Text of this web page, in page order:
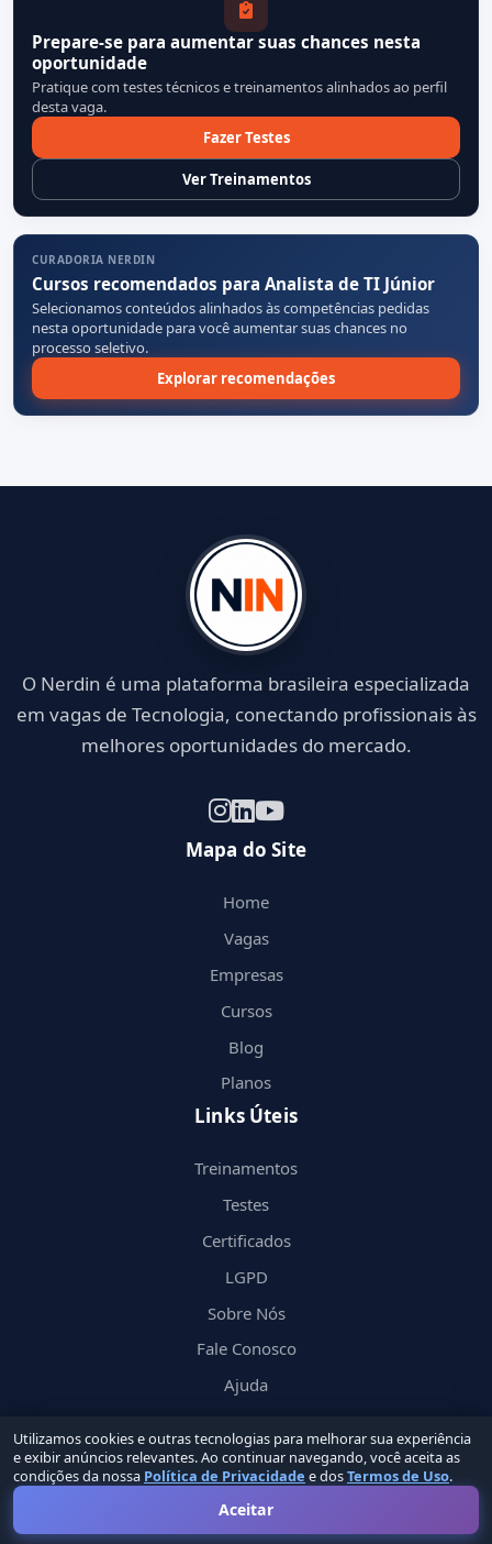
Prepare-se para aumentar suas chances nesta
oportunidade
Pratique com testes técnicos e treinamentos alinhados ao perfil
desta vaga.
Fazer Testes
Ver Treinamentos
CURADORIA NERDIN
Cursos recomendados para Analista de TI Júnior
Selecionamos conteúdos alinhados às competências pedidas
nesta oportunidade para você aumentar suas chances no
processo seletivo.
Explorar recomendações
O Nerdin é uma plataforma brasileira especializada
em vagas de Tecnologia, conectando profissionais às
melhores oportunidades do mercado.
Mapa do Site
Home
Vagas
Empresas
Cursos
Blog
Planos
Links Úteis
Treinamentos
Testes
Certificados
LGPD
Sobre Nós
Fale Conosco
Ajuda
© 2026 Nerdinby Groupin Labs. Todos os direitos reservados.
Utilizamos cookies e outras tecnologias para melhorar sua experiência
e exibir anúncios relevantes. Ao continuar navegando, você aceita as
condições da nossa Política de Privacidade e dosTermos de Uso.
Aceitar